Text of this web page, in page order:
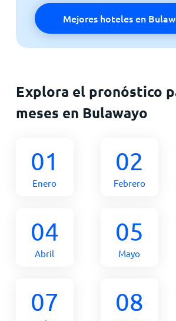
Mejores hoteles en
Explora el pronóstico
meses en Bulawayo
01
Enero
02
Febrero
04
Abril
05
Mayo
07 08